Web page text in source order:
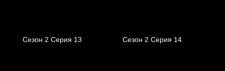
Сезон 2 Серия 13 Сезон 2 Серия 14